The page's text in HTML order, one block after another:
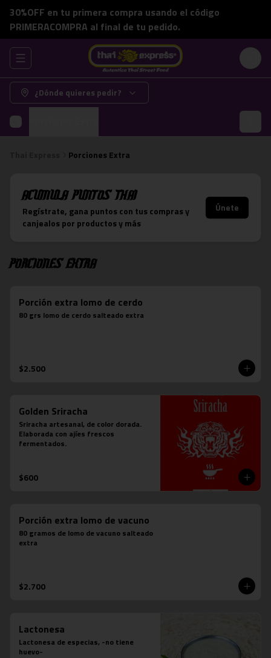
30%OFF en tu primera compra usando el código
PRIMERACOMPRA al final de tu pedido.
Abrir menu de navegación Login
¿Dónde quieres pedir?
Porciones Extra
AcumulaPuntos Thai
Regístrate, gana puntos con tus compras y
canjealos por productos y más
Únete
Porciones Extra
Porción extra lomo de cerdo
80 grs lomo de cerdo salteado extra
$2.500
Golden Sriracha
Sriracha artesanal, de color dorada.
Elaborada con ajíes frescos
fermentados.
$600
Porción extra lomo de vacuno
80 gramos de lomo de vacuno salteado
extra
$2.700
Lactonesa
Lactonesa de especias, -no tiene
huevo-